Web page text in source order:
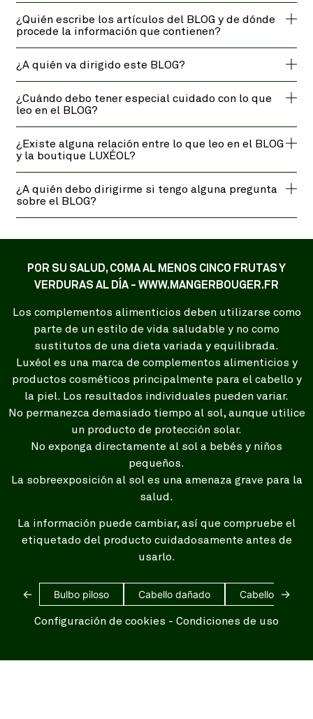
¿Quién escribe los artículos del BLOG y de dónde
procede la información que contienen?
¿A quién va dirigido este BLOG?
¿Cuándo debo tener especial cuidado con lo que
leo en el BLOG?
¿Existe alguna relación entre lo que leo en el BLOG
y la boutique LUXÉOL?
¿A quién debo dirigirme si tengo alguna pregunta
sobre el BLOG?
POR SU SALUD, COMA AL MENOS CINCO FRUTAS Y
VERDURAS AL DÍA - WWW.MANGERBOUGER.FR
Los complementos alimenticios deben utilizarse como
parte de un estilo de vida saludable y no como
sustitutos de una dieta variada y equilibrada.
Luxéol es una marca de complementos alimenticios y
productos cosméticos principalmente para el cabello y
la piel. Los resultados individuales pueden variar.
No permanezca demasiado tiempo al sol, aunque utilice
un producto de protección solar.
No exponga directamente al sol a bebés y niños
pequeños.
La sobreexposición al sol es una amenaza grave para la
salud.
La información puede cambiar, así que compruebe el
etiquetado del producto cuidadosamente antes de
usarlo.
← Bulbo piloso Cabello dañado Cabello blanco
→
Configuración de cookies - Condiciones de uso